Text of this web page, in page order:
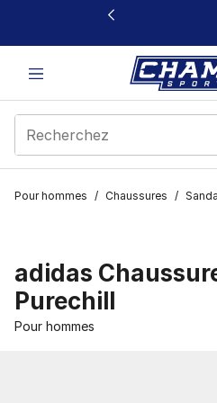
Ce lien s’ouvrira dans une
Pour hommes / Chaussures /
adidas
Purechill
Pour hommes